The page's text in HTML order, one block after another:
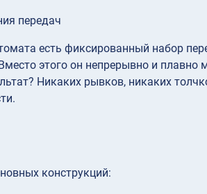
передач
есть фиксированный набор
этого он непрерывно и плавно
Никаких рывков, никаких
конструкций: